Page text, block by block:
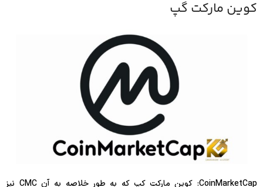
کوین مارکت گپ
CoinMarketCap: کوین مارکت کپ که به طور خلاصه به آن CMC نیز